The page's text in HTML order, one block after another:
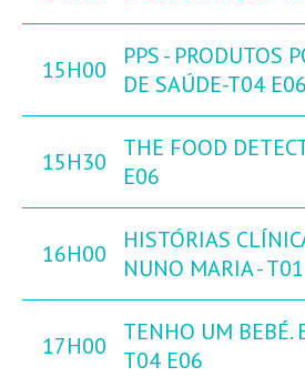
15H00
PPS - PRODUTOS
DE SAÚDE-T04 E06
15H30
THE FOOD
E06
16H00
HISTÓRIAS
NUNO MARIA -
17H00
TENHO UM BEBÉ.
T04 E06